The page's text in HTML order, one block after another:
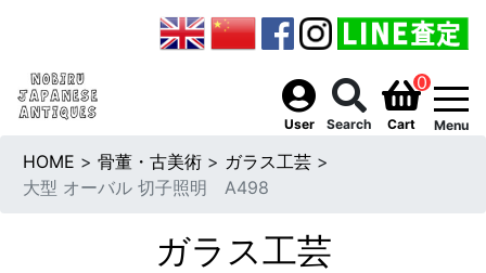
User Search
0
Cart Menu
HOME > 骨董・古美術 > ガラス工芸 >
大型 オーバル 切子照明 A498
ガラス工芸